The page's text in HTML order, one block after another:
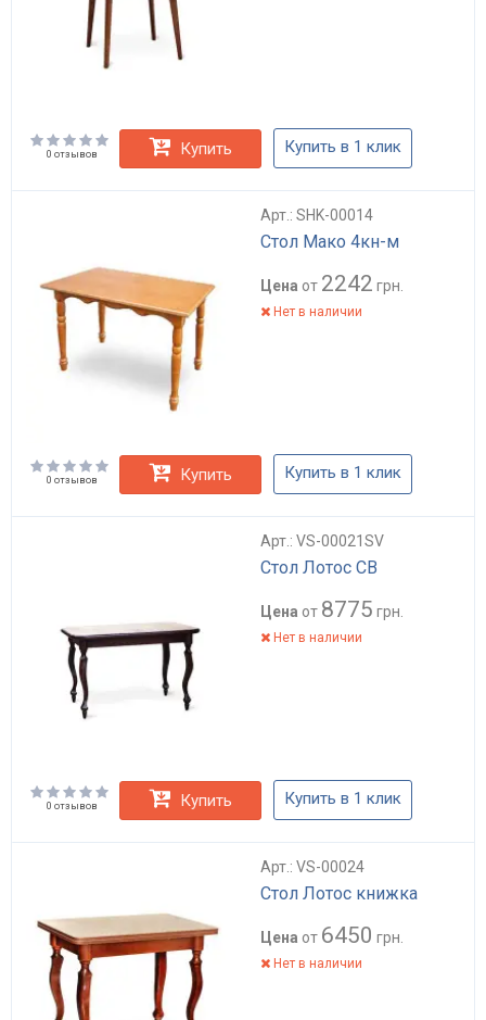
0 отзывов Купить Купить в 1 клик
Арт.: SHK-00014
Стол Мако 4кн-м
Цена от 2242 грн.
Нет в наличии
0 отзывов Купить Купить в 1 клик
Арт.: VS-00021SV
Стол Лотос СВ
Цена от 8775 грн.
Нет в наличии
0 отзывов Купить Купить в 1 клик
Арт.: VS-00024
Стол Лотос книжка
Цена от 6450 грн.
Нет в наличии